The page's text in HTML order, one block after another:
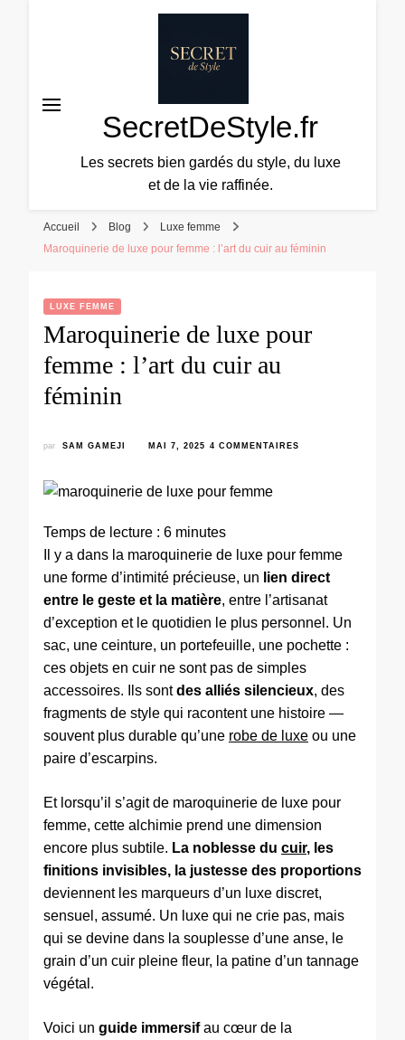
SecretDeStyle.fr
Les secrets bien gardés du style, du luxe
et de la vie raffinée.
Accueil Blog
Luxe femme
Maroquinerie de luxe pour femme : l’art du cuir au féminin
LUXE FEMME
Maroquinerie de luxe pour
femme : l’art du cuir au
féminin
par SAM GAMEJI MAI 7, 2025 4 COMMENTAIRES
Temps de lecture : 6 minutes
Il y a dans la maroquinerie de luxe pour femme
une forme d’intimité précieuse, un lien direct
entre le geste et la matière, entre l’artisanat
d’exception et le quotidien le plus personnel. Un
sac, une ceinture, un portefeuille, une pochette :
ces objets en cuir ne sont pas de simples
accessoires. Ils sontdes alliés silencieux, des
fragments de style qui racontent une histoire —
souvent plus durable qu’une robe de luxe ou une
paire d’escarpins.
Et lorsqu’il s’agit de maroquinerie de luxe pour
femme, cette alchimie prend une dimension
encore plus subtile. La noblesse du cuir, les
finitions invisibles, la justesse des proportions
deviennent les marqueurs d’un luxe discret,
sensuel, assumé. Un luxe qui ne crie pas, mais
qui se devine dans la souplesse d’une anse, le
grain d’un cuir pleine fleur, la patine d’un tannage
végétal.
Voici un guide immersifau cœur de la